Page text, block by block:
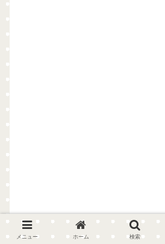
メニュー ホーム 検索